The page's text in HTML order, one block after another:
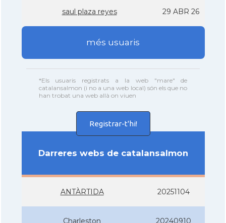
saul plaza reyes 29 ABR 26
més usuaris
*Els usuaris registrats a la web "mare" de
catalansalmon (i no a una web local) són els que no
han trobat una web allà on viuen
Registrar-t'hi!
Darreres webs de catalansalmon
ANTÀRTIDA 20251104
Charleston 20240910